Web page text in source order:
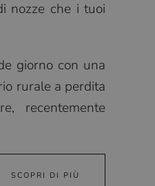
nozze che i tuoi
giorno con una
rurale a perdita
recentemente
SCOPRI DI PIÙ